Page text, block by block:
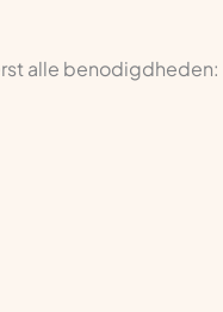
alle benodigdheden: